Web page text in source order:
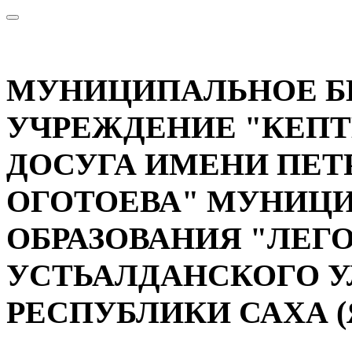
МУНИЦИПАЛЬНОЕ
УЧРЕЖДЕНИЕ
ДОСУГА ИМЕНИ
ОГОТОЕВА"
ОБРАЗОВАНИЯ
УСТЬАЛДАНСКОГО
РЕСПУБЛИКИ САХА